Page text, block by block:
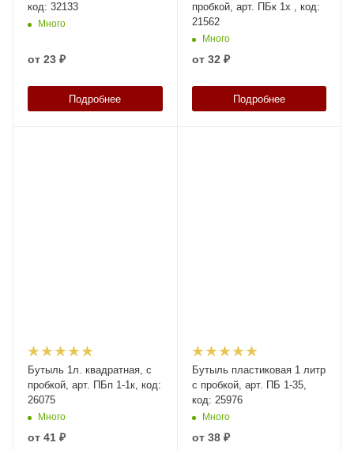
код: 32133
Много
от 23 ₽
Подробнее
пробкой, арт. ПБк 1х , код:
21562
Много
от 32 ₽
Подробнее
Бутыль 1л. квадратная, с
пробкой, арт. ПБп 1-1к, код:
26075
Много
от 41 ₽
Бутыль пластиковая 1 литр
с пробкой, арт. ПБ 1-35,
код: 25976
Много
от 38 ₽